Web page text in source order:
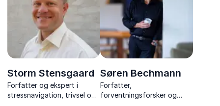
Storm Stensgaard
Forfatter og ekspert i
stressnavigation, trivsel og
Søren Bechmann
Forfatter,
forventningsforsker og